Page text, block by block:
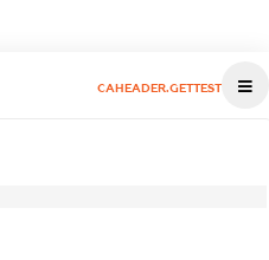
CAHEADER.GETTEST